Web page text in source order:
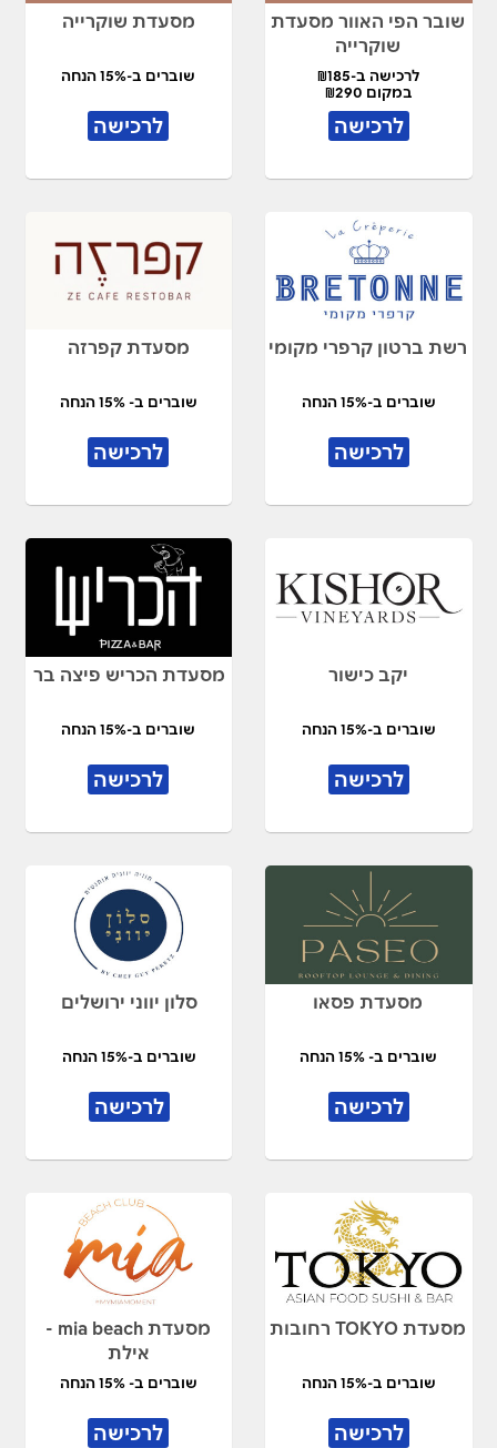
שובר הפי האוור מסעדת
שוקרייה
לרכישה ב-₪185
במקום ₪290
לרכישה
מסעדת שוקרייה
שוברים ב-15% הנחה
לרכישה
רשת ברטון קרפרי מקומי
שוברים ב-15% הנחה
לרכישה
מסעדת קפרזה
שוברים ב- 15% הנחה
לרכישה
יקב כישור
שוברים ב-15% הנחה
לרכישה
מסעדת הכריש פיצה בר
שוברים ב-15% הנחה
לרכישה
מסעדת פסאו
שוברים ב- 15% הנחה
לרכישה
סלון יווני ירושלים
שוברים ב-15% הנחה
לרכישה
מסעדת TOKYO רחובות
שוברים ב-15% הנחה
לרכישה
מסעדת mia beach -
אילת
שוברים ב- 15% הנחה
לרכישה